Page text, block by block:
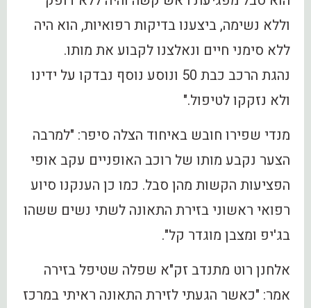
וללא נשימה, ביצענו בדיקות רפואיות, הוא היה
ללא סימני חיים ונאלצנו לקבוע את מותו.
נהגת הרכב כבת 50 ונוסע נוסף נבדקו על ידינו
ולא נזקקו לטיפול."
מנדי שפירו חובש באיחוד הצלה סיפר: "למרבה
הצער נקבע מותו של רוכב האופניים עקב אופי
הפציעות הקשות מהן סבל. כמו כן הענקנו סיוע
רפואי ראשוני בזירת התאונה לשתי נשים ששהו
בג'יפ ומצבן מוגדר קל".
אלחנן רוט מתנדב זק"א שפלה שטיפל בזירה
אמר: "כאשר הגעתי לזירת התאונה ראיתי במרכז